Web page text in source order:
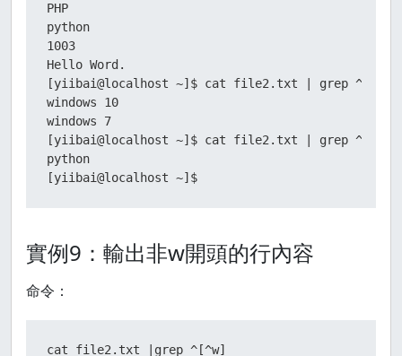
PHP
python
1003
Hello Word.
[yiibai@localhost ~]$ cat file2.txt | grep ^w
windows 10
windows 7
[yiibai@localhost ~]$ cat file2.txt | grep ^p
python
[yiibai@localhost ~]$
實例9：輸出非w開頭的行內容
命令：
cat file2.txt |grep ^[^w]